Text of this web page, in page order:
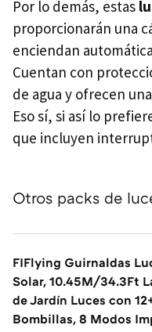
Por lo demás, estas
proporcionarán una
enciendan
Cuentan con
de agua y ofrecen
Eso sí, si así lo
que incluyen
Otros packs de
FIFlying Guirnaldas
Solar, 10.45M/34.3Ft
de Jardín Luces con
Bombillas, 8 Modos